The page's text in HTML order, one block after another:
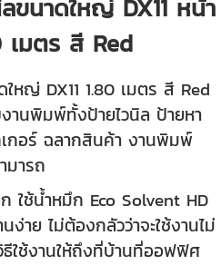
ขนาดใหญ่ DX11 หน้า
เมตร สี Red
หญ่ DX11 1.80 เมตร สี Red
านพิมพ์ทั้งป้ายไวนิล ป้ายหา
กอร์ ฉลากสินค้า งานพิมพ์
มารถ
ใช้น้ำหมึก Eco Solvent HD
าย ไม่ต้องกลัวว่าจะใช้งานไม่
ใช้งานให้ถึงที่บ้านที่ออฟฟิศ